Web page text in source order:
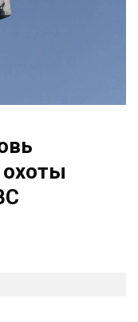
охоты